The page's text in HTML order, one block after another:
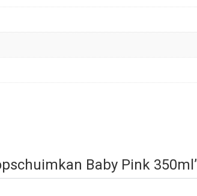
Baby Pink